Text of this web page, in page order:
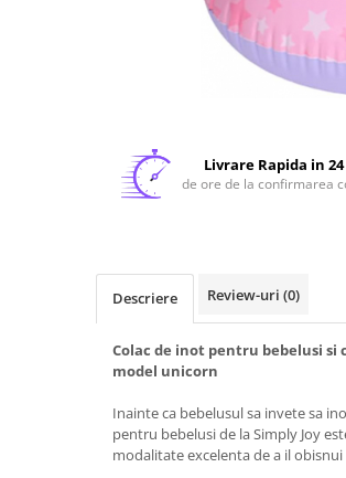
Livrare Rapida in 24
de ore de la confirmarea
Descriere Review-uri (0)
Colac de inot pentru bebelusi si
model unicorn
Inainte ca bebelusul sa invete sa
pentru bebelusi de la Simply Joy
modalitate excelenta de a il